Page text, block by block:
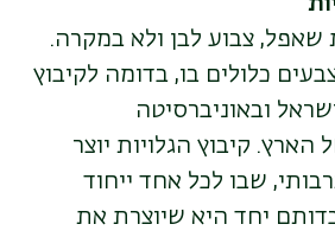
שאפל, צבוע לבן ולא במקרה.
כלולים בו, בדומה לקיבוץ
ובאוניברסיטה
הארץ. קיבוץ הגלויות יוצר
שבו לכל אחד ייחוד
יחד היא שיוצרת את